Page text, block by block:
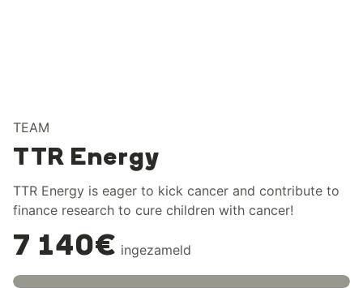
TEAM
TTR Energy
TTR Energy is eager to kick cancer and contribute to
finance research to cure children with cancer!
7 140€ ingezameld